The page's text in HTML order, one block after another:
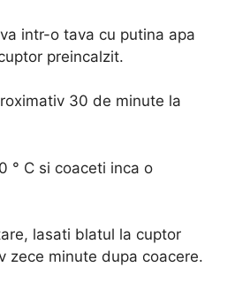
intr-o tava cu putina apa
preincalzit.
30 de minute la
° C si coaceti inca o
lasati blatul la cuptor
zece minute dupa coacere.